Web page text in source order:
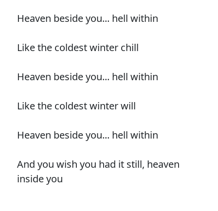
Heaven beside you... hell within
Like the coldest winter chill
Heaven beside you... hell within
Like the coldest winter will
Heaven beside you... hell within
And you wish you had it still, heaven
inside you